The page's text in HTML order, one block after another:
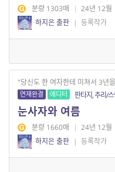
분량 1303매 | 24년 12월
하지은 출판 | 등록작가
"당신도 한 여자한테 미쳐서 3년
연재완결 에디터 판타지, 추리/
눈사자와 여름
분량 1660매 | 24년 12월
하지은 출판 | 등록작가